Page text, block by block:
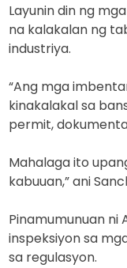
Layunin din ng
na kalakalan ng
industriya.
“Ang mga
kinakalakal sa
permit,
Mahalaga ito
kabuuan,” ani
Pinamumunuan ni
inspeksiyon sa
sa regulasyon.